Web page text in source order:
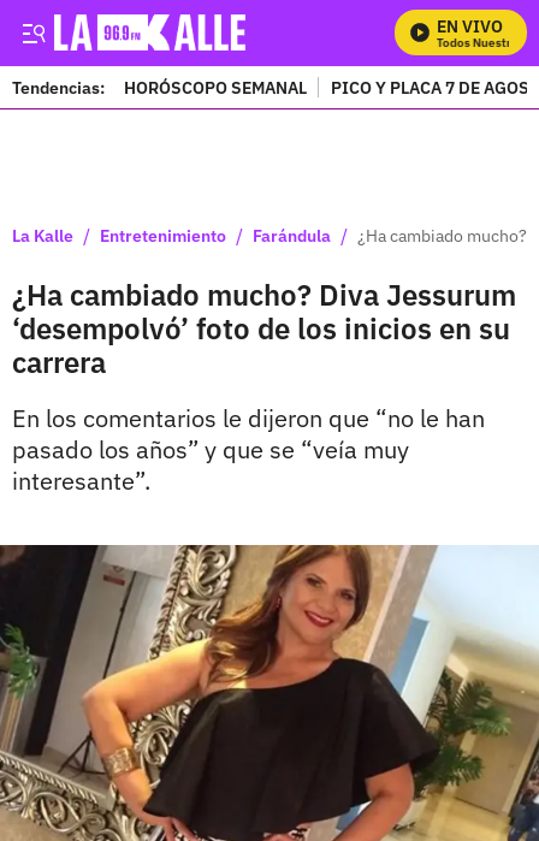
EN VIVO
Mira Todos Nuestros
Tendencias: HORÓSCOPO SEMANAL PICO Y PLACA 7 DE
La Kalle / Entretenimiento / Farándula / ¿Ha cambiado mucho?
¿Ha cambiado mucho? Diva Jessurum
‘desempolvó’ foto de los inicios en su
carrera
En los comentarios le dijeron que “no le han
pasado los años” y que se “veía muy
interesante”.